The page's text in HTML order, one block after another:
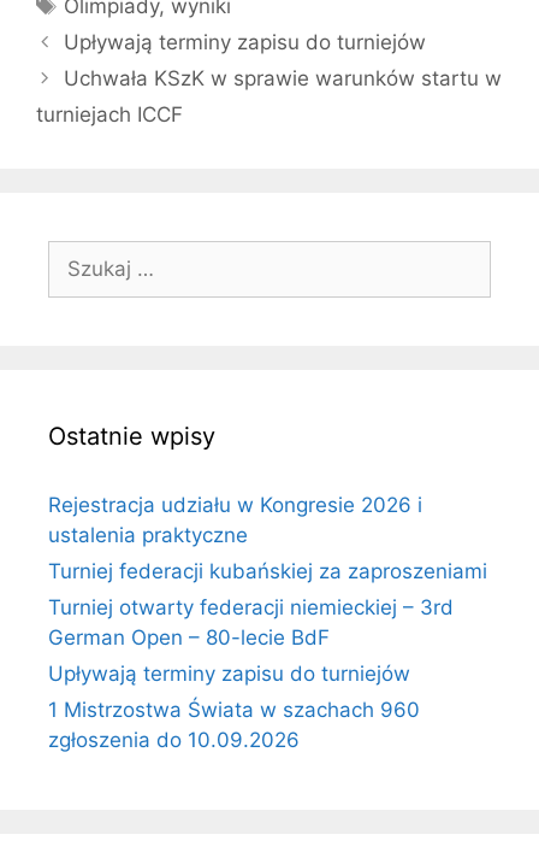
Olimpiady,wyniki
Upływają terminy zapisu do turniejów
Uchwała KSzK w sprawie warunków startu w
turniejach ICCF
Szukaj:
Ostatnie wpisy
Rejestracja udziału w Kongresie 2026 i
ustalenia praktyczne
Turniej federacji kubańskiej za zaproszeniami
Turniej otwarty federacji niemieckiej – 3rd
German Open – 80-lecie BdF
Upływają terminy zapisu do turniejów
1 Mistrzostwa Świata w szachach 960
zgłoszenia do 10.09.2026